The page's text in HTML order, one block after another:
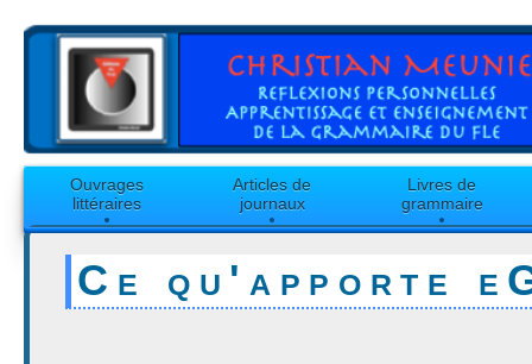
Ouvrages
littéraires
Articles de
journaux
Livres de
grammaire
Ce qu'apporte